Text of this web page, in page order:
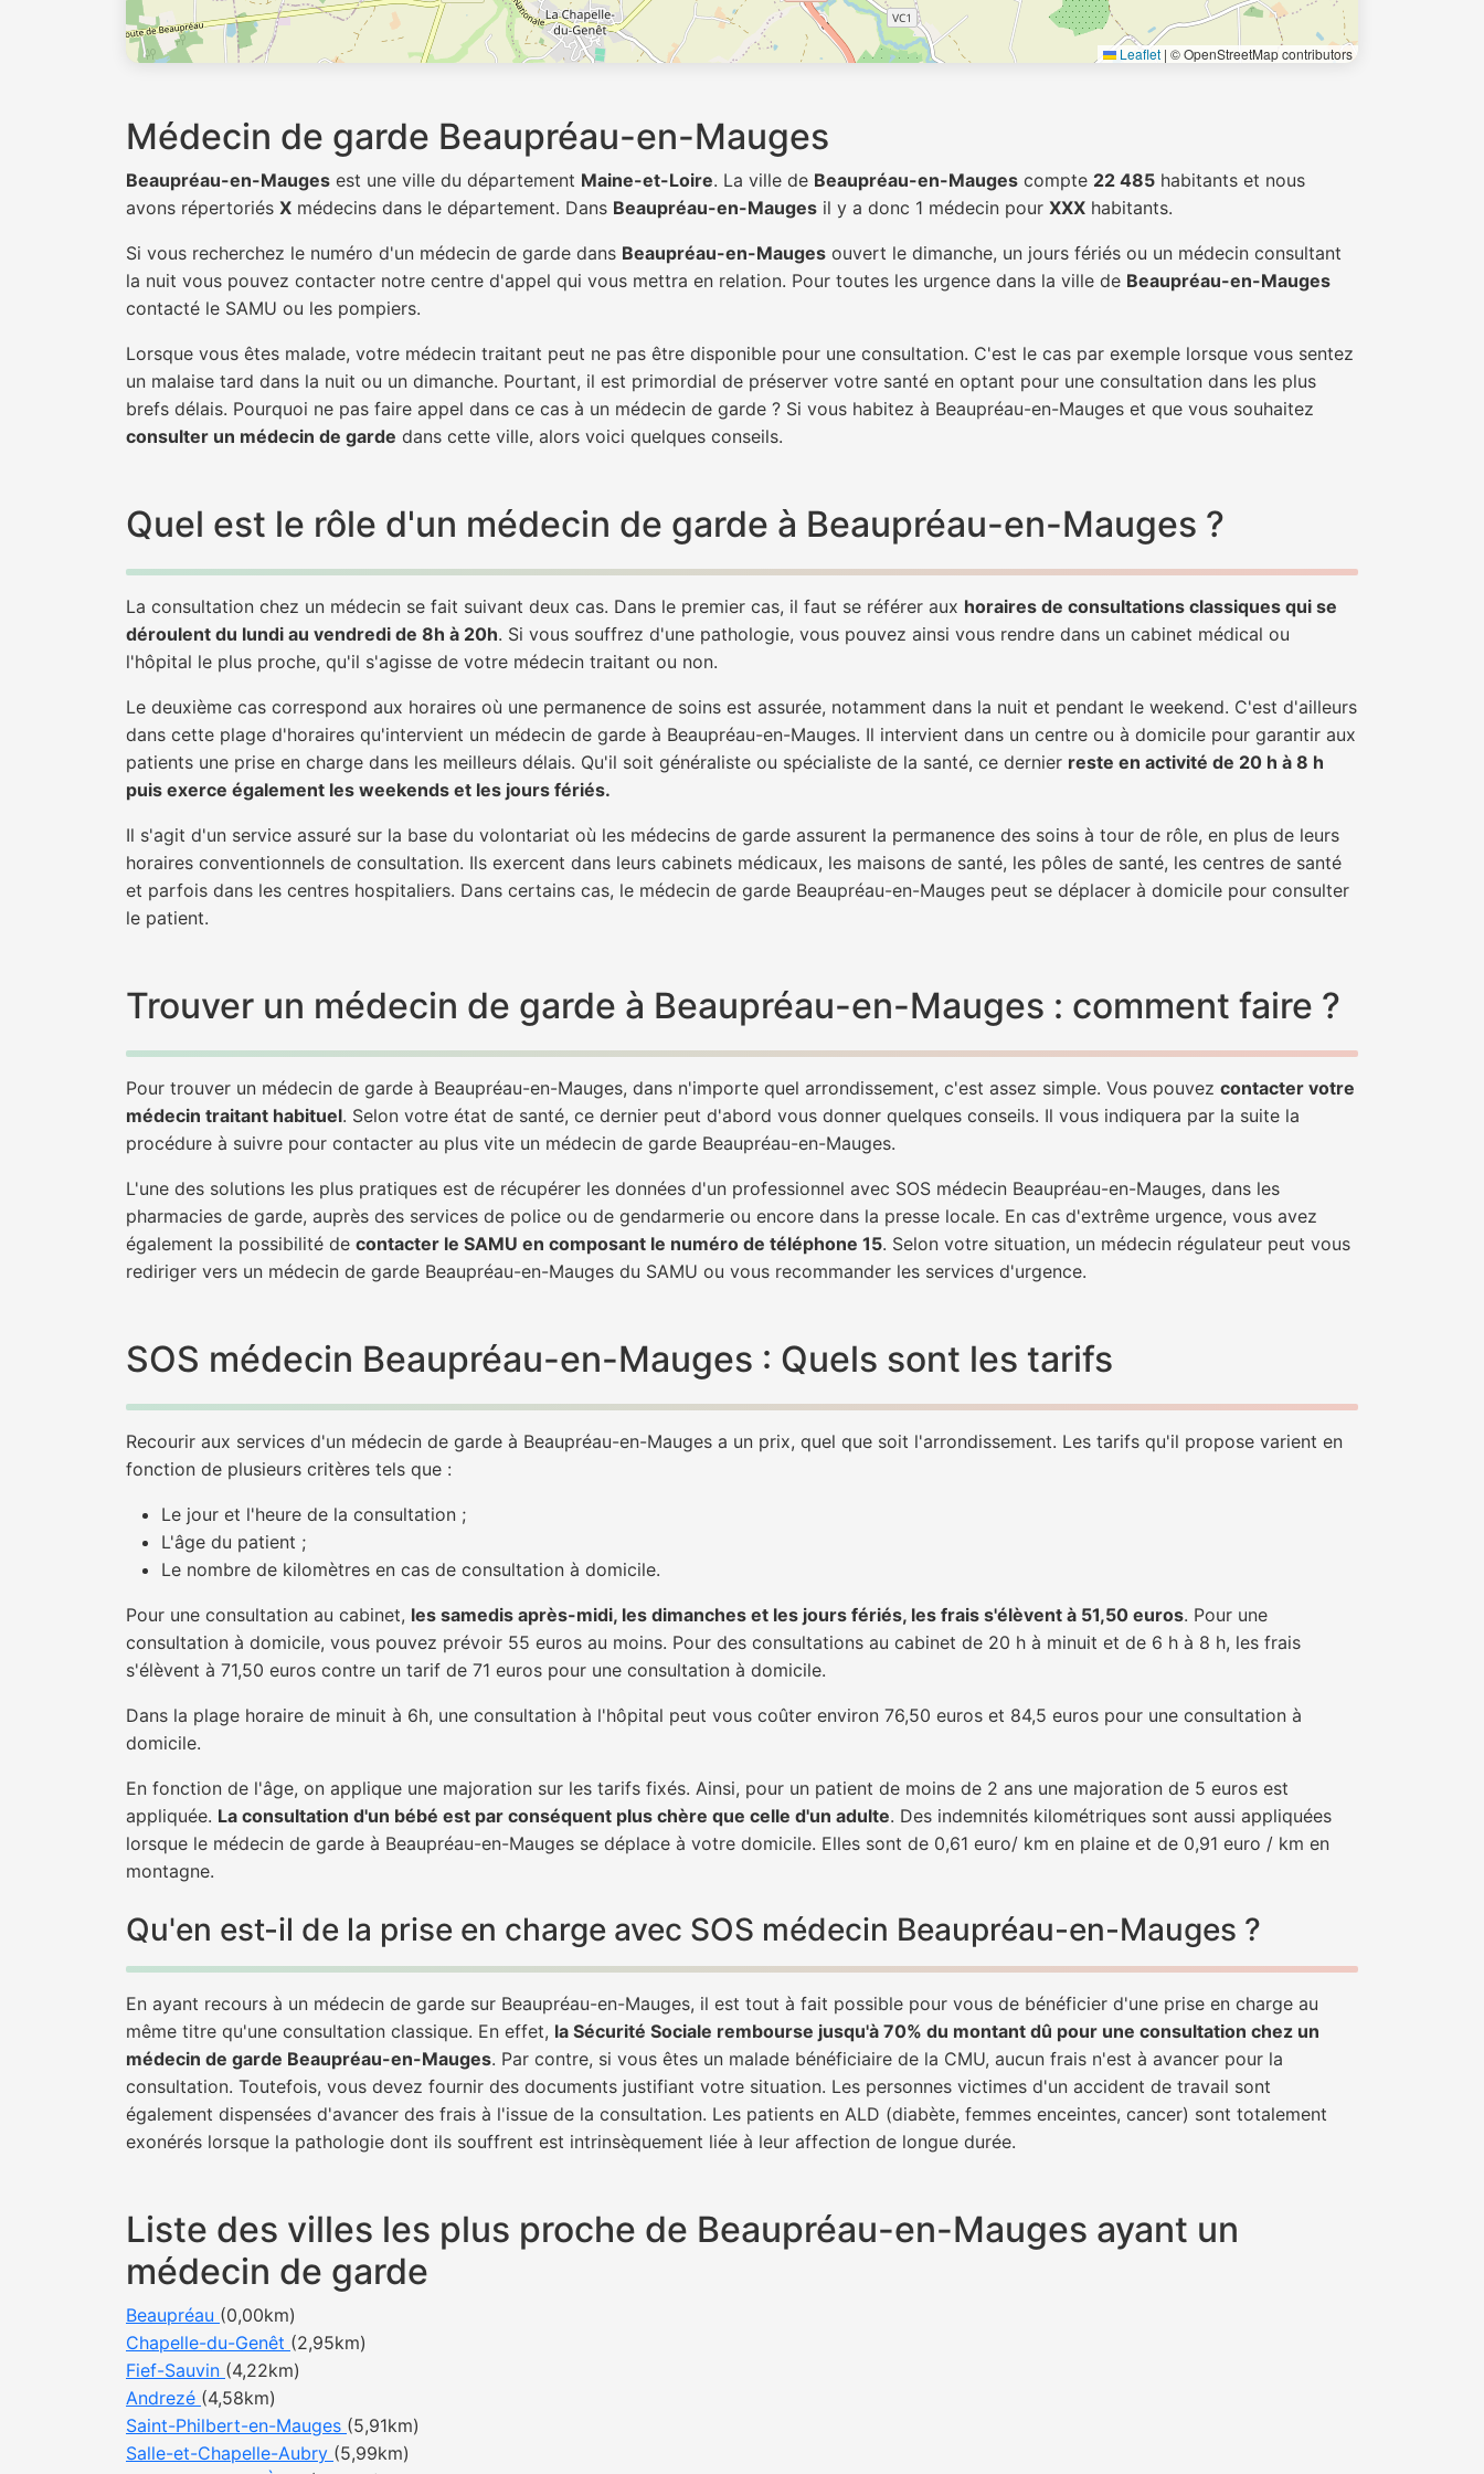
Leaflet | © OpenStreetMap contributors
Médecin de garde Beaupréau-en-Mauges
Beaupréau-en-Mauges est une ville du département Maine-et-Loire. La ville de Beaupréau-en-Mauges compte 22 485 habitants et nous
avons répertoriés X médecins dans le département. Dans Beaupréau-en-Mauges il y a donc 1 médecin pour XXX habitants.
Si vous recherchez le numéro d'un médecin de garde dans Beaupréau-en-Mauges ouvert le dimanche, un jours fériés ou un médecin consultant
la nuit vous pouvez contacter notre centre d'appel qui vous mettra en relation. Pour toutes les urgence dans la ville de Beaupréau-en-Mauges
contacté le SAMU ou les pompiers.
Lorsque vous êtes malade, votre médecin traitant peut ne pas être disponible pour une consultation. C'est le cas par exemple lorsque vous sentez
un malaise tard dans la nuit ou un dimanche. Pourtant, il est primordial de préserver votre santé en optant pour une consultation dans les plus
brefs délais. Pourquoi ne pas faire appel dans ce cas à un médecin de garde ? Si vous habitez à Beaupréau-en-Mauges et que vous souhaitez
consulter un médecin de garde dans cette ville, alors voici quelques conseils.
Quel est le rôle d'un médecin de garde à Beaupréau-en-Mauges ?
La consultation chez un médecin se fait suivant deux cas. Dans le premier cas, il faut se référer aux horaires de consultations classiques qui se
déroulent du lundi au vendredi de 8h à 20h. Si vous souffrez d'une pathologie, vous pouvez ainsi vous rendre dans un cabinet médical ou
l'hôpital le plus proche, qu'il s'agisse de votre médecin traitant ou non.
Le deuxième cas correspond aux horaires où une permanence de soins est assurée, notamment dans la nuit et pendant le weekend. C'est d'ailleurs
dans cette plage d'horaires qu'intervient un médecin de garde à Beaupréau-en-Mauges. Il intervient dans un centre ou à domicile pour garantir aux
patients une prise en charge dans les meilleurs délais. Qu'il soit généraliste ou spécialiste de la santé, ce dernier reste en activité de 20 h à 8 h
puis exerce également les weekends et les jours fériés.
Il s'agit d'un service assuré sur la base du volontariat où les médecins de garde assurent la permanence des soins à tour de rôle, en plus de leurs
horaires conventionnels de consultation. Ils exercent dans leurs cabinets médicaux, les maisons de santé, les pôles de santé, les centres de santé
et parfois dans les centres hospitaliers. Dans certains cas, le médecin de garde Beaupréau-en-Mauges peut se déplacer à domicile pour consulter
le patient.
Trouver un médecin de garde à Beaupréau-en-Mauges : comment faire ?
Pour trouver un médecin de garde à Beaupréau-en-Mauges, dans n'importe quel arrondissement, c'est assez simple. Vous pouvez contacter votre
médecin traitant habituel. Selon votre état de santé, ce dernier peut d'abord vous donner quelques conseils. Il vous indiquera par la suite la
procédure à suivre pour contacter au plus vite un médecin de garde Beaupréau-en-Mauges.
L'une des solutions les plus pratiques est de récupérer les données d'un professionnel avec SOS médecin Beaupréau-en-Mauges, dans les
pharmacies de garde, auprès des services de police ou de gendarmerie ou encore dans la presse locale. En cas d'extrême urgence, vous avez
également la possibilité de contacter le SAMU en composant le numéro de téléphone 15. Selon votre situation, un médecin régulateur peut vous
rediriger vers un médecin de garde Beaupréau-en-Mauges du SAMU ou vous recommander les services d'urgence.
SOS médecin Beaupréau-en-Mauges : Quels sont les tarifs
Recourir aux services d'un médecin de garde à Beaupréau-en-Mauges a un prix, quel que soit l'arrondissement. Les tarifs qu'il propose varient en
fonction de plusieurs critères tels que :
Le jour et l'heure de la consultation ;
L'âge du patient ;
Le nombre de kilomètres en cas de consultation à domicile.
Pour une consultation au cabinet, les samedis après-midi, les dimanches et les jours fériés, les frais s'élèvent à 51,50 euros. Pour une
consultation à domicile, vous pouvez prévoir 55 euros au moins. Pour des consultations au cabinet de 20 h à minuit et de 6 h à 8 h, les frais
s'élèvent à 71,50 euros contre un tarif de 71 euros pour une consultation à domicile.
Dans la plage horaire de minuit à 6h, une consultation à l'hôpital peut vous coûter environ 76,50 euros et 84,5 euros pour une consultation à
domicile.
En fonction de l'âge, on applique une majoration sur les tarifs fixés. Ainsi, pour un patient de moins de 2 ans une majoration de 5 euros est
appliquée. La consultation d'un bébé est par conséquent plus chère que celle d'un adulte. Des indemnités kilométriques sont aussi appliquées
lorsque le médecin de garde à Beaupréau-en-Mauges se déplace à votre domicile. Elles sont de 0,61 euro/ km en plaine et de 0,91 euro / km en
montagne.
Qu'en est-il de la prise en charge avec SOS médecin Beaupréau-en-Mauges ?
En ayant recours à un médecin de garde sur Beaupréau-en-Mauges, il est tout à fait possible pour vous de bénéficier d'une prise en charge au
même titre qu'une consultation classique. En effet, la Sécurité Sociale rembourse jusqu'à 70% du montant dû pour une consultation chez un
médecin de garde Beaupréau-en-Mauges. Par contre, si vous êtes un malade bénéficiaire de la CMU, aucun frais n'est à avancer pour la
consultation. Toutefois, vous devez fournir des documents justifiant votre situation. Les personnes victimes d'un accident de travail sont
également dispensées d'avancer des frais à l'issue de la consultation. Les patients en ALD (diabète, femmes enceintes, cancer) sont totalement
exonérés lorsque la pathologie dont ils souffrent est intrinsèquement liée à leur affection de longue durée.
Liste des villes les plus proche de Beaupréau-en-Mauges ayant un
médecin de garde
Beaupréau (0,00km)
Chapelle-du-Genêt (2,95km)
Fief-Sauvin (4,22km)
Andrezé (4,58km)
Saint-Philbert-en-Mauges (5,91km)
Salle-et-Chapelle-Aubry (5,99km)